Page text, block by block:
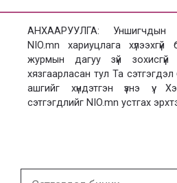
АНХААРУУЛГА: Уншигчдын
NIO.mn хариуцлага
журмын дагуу зүй зохисгүй
хязгаарласан тул Та
ашгийг хүндэтгэн үзнэ үү.
сэтгэгдлийг NIO.mn устгах